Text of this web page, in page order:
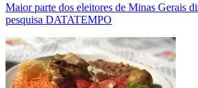
Maior parte dos eleitores de Minas Gerais
pesquisa DATATEMPO